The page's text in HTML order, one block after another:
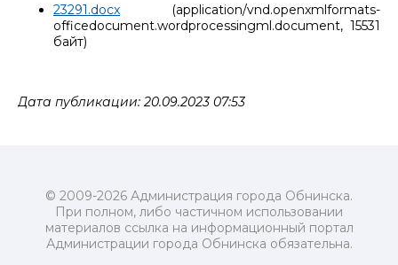
23291.docx (application/vnd.openxmlformats-
officedocument.wordprocessingml.document, 15531
байт)
Дата публикации: 20.09.2023 07:53
© 2009-2026 Администрация города Обнинска.
При полном, либо частичном использовании
материалов ссылка на информационный портал
Администрации города Обнинска обязательна.